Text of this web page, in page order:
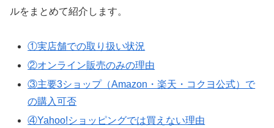
ルをまとめて紹介します。
①実店舗での取り扱い状況
②オンライン販売のみの理由
③主要3ショップ（Amazon・楽天・コクヨ公式）で
の購入可否
④Yahoo!ショッピングでは買えない理由